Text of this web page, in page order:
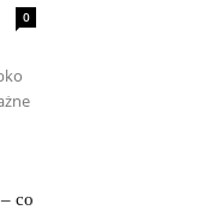
0
co